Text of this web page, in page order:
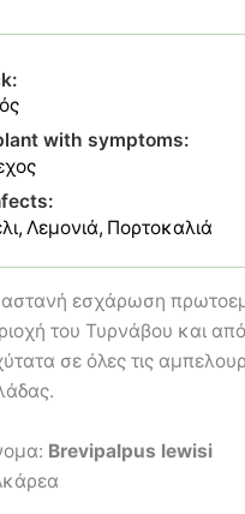
with symptoms:
Λεμονιά Πορτοκαλιά
εσχάρωση
του Τυρνάβου και
σε όλες τις
Brevipalpus lewisi